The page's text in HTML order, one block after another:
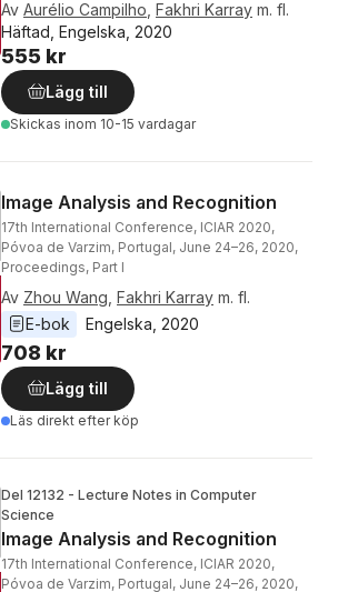
Av Aurélio Campilho Fakhri Karray m. fl.
Häftad, Engelska, 2020
555 kr
Lägg till
Skickas inom 10-15 vardagar
Image Analysis and Recognition
17th International Conference, ICIAR 2020,
Póvoa de Varzim, Portugal, June 24–26, 2020,
Proceedings, Part I
Av Zhou Wang Fakhri Karray m. fl.
E-bok
Engelska 2020
708 kr
Lägg till
Läs direkt efter köp
Del 12132 - Lecture Notes in Computer
Science
Image Analysis and Recognition
17th International Conference, ICIAR 2020,
Póvoa de Varzim, Portugal, June 24–26, 2020,